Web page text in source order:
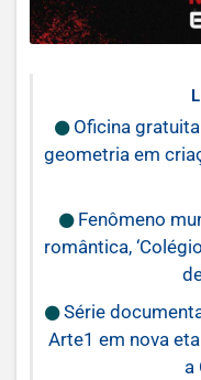
Oficina
geometria em
Fenômeno
romântica,
Série
Arte1 em nova
a